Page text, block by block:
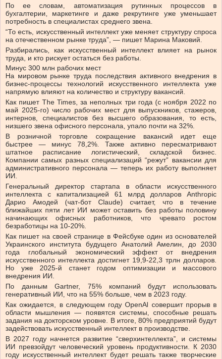
По ее словам, автоматизация рутинных процессов в
бухгалтерии, маркетинге и даже рекрутинге уже уменьшает
потребность в специалистах среднего звена.
“То есть, искусственный интеллект уже меняет структуру спроса
на отечественном рынке труда”, — пишет Марина Маковий.
Разбирались, как искусственный интеллект влияет на рынок
труда, и кто рискует остаться без работы.
Минус 300 млн рабочих мест
На мировом рынке труда последствия активного внедрения в
бизнес-процессы технологий искусственного интеллекта уже
напрямую влияют на количество и структуру вакансий.
Как пишет The Times, за неполных три года (с ноября 2022 по
май 2025-го) число рабочих мест для выпускников, стажеров,
интернов, специалистов без высшего образования, то есть,
низшего звена офисного персонала, упало почти на 32%.
В розничной торговле сокращение вакансий идет еще
быстрее — минус 78,2%. Также активно пересматривают
штатное расписание логистический, складской бизнес.
Компании самых разных специализаций “режут” вакансии для
административного персонала — теперь их работу выполняет
ИИ.
Генеральный директор стартапа в области искусственного
интеллекта с капитализацией 61 млрд долларов Anthropic
Дарио Амодей (чат-бот Claude) считает, что в течение
ближайших пяти лет ИИ может оставить без работы половину
начинающих офисных работников, что чревато ростом
безработицы на 10-20%.
Как пишет на своей странице в Фейсбуке один из основателей
Украинского института будущего Анатолий Амелин, до 2030
года глобальный экономический эффект от внедрения
искусственного интеллекта достигнет 19,9-22,3 трлн долларов.
Но уже 2025-й станет годом оптимизации и массового
внедрения ИИ.
По данным Gartner, 75% компаний будут использовать
генеративный ИИ, что на 55% больше, чем в 2023 году.
Как ожидается, в следующем году OpenAl совершит прорыв в
области мышления — появятся системы, способные решать
задания на докторском уровне. В итоге, 80% предприятий будут
задействовать искусственный интеллект в производстве.
В 2027 году начнется развитие “сверхинтеллекта”, и системы
ИИ превзойдут человеческий уровень продуктивности. К 2030
году искусственный интеллект будет решать также творческие